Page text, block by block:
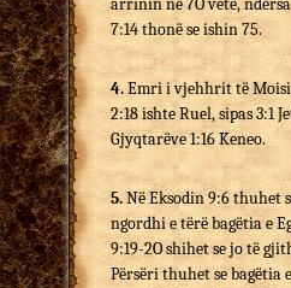
arrinin në 7O vetë,
7:14 thonë se ishin 75.
4.Emri i vjehhrit të
2:18 ishte Ruel, sipas 3:1
Gjyqtarëve 1:16 Keneo.
5.Në Eksodin 9:6 thuhet
ngordhi e tërë bagëtia e
9:19-2O shihet se jo të
Përsëri thuhet se bagëtia